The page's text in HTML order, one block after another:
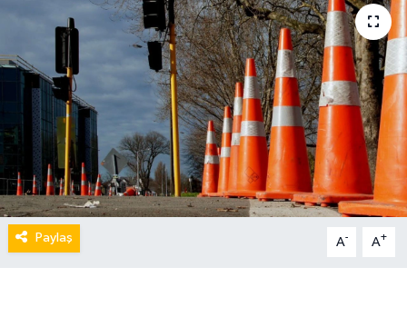
Paylaş A- A+